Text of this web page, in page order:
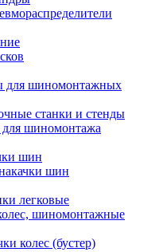
для шиномонтажных
станки и стенды
для шиномонтажа
шин
шин
легковые
шиномонтажные
колес (бустер)